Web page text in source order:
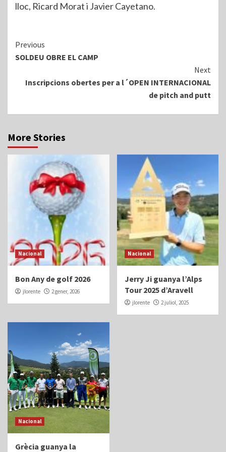
lloc, Ricard Morat i Javier Cayetano.
Continue
Reading
Previous
SOLDEU OBRE EL CAMP
Next
Inscripcions obertes per a l´OPEN INTERNACIONAL
de pitch and putt
More Stories
Nacional
Bon Any de golf 2026
jlorente 2 gener, 2026
Nacional
Jerry Ji guanya l’Alps
Tour 2025 d’Aravell
jlorente 2 juliol, 2025
Nacional
Grècia guanya la